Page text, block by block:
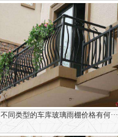
不同类型的车库玻璃雨棚价格有何···